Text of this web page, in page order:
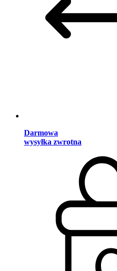
Darmowa
wysyłka zwrotna